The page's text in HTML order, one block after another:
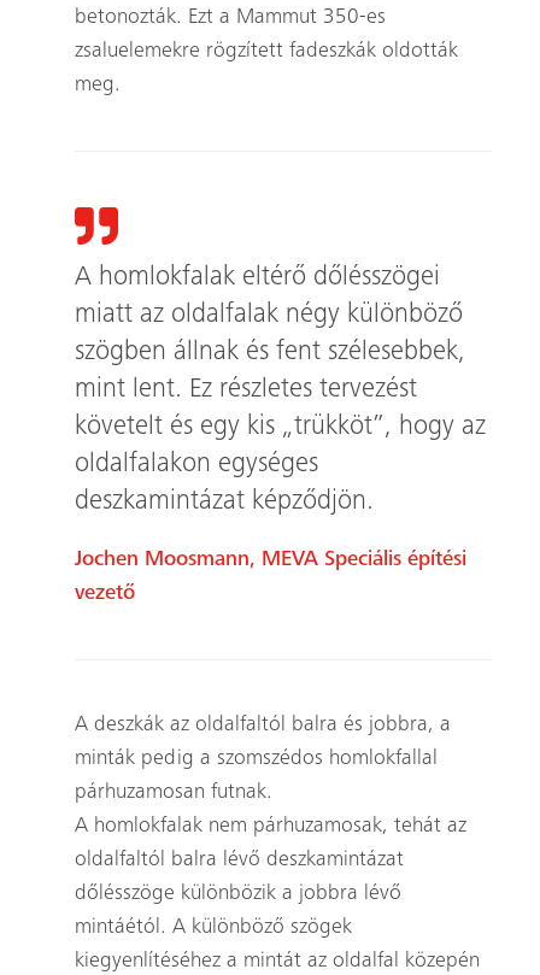
betonozták. Ezt a Mammut 350-es
zsaluelemekre rögzített fadeszkák oldották
meg.
A homlokfalak eltérő dőlésszögei
miatt az oldalfalak négy különböző
szögben állnak és fent szélesebbek,
mint lent. Ez részletes tervezést
követelt és egy kis „trükköt”, hogy az
oldalfalakon egységes
deszkamintázat képződjön.
Jochen Moosmann, MEVA Speciális építési
vezető
A deszkák az oldalfaltól balra és jobbra, a
minták pedig a szomszédos homlokfallal
párhuzamosan futnak.
A homlokfalak nem párhuzamosak, tehát az
oldalfaltól balra lévő deszkamintázat
dőlésszöge különbözik a jobbra lévő
mintáétól. A különböző szögek
kiegyenlítéséhez a mintát az oldalfal közepén